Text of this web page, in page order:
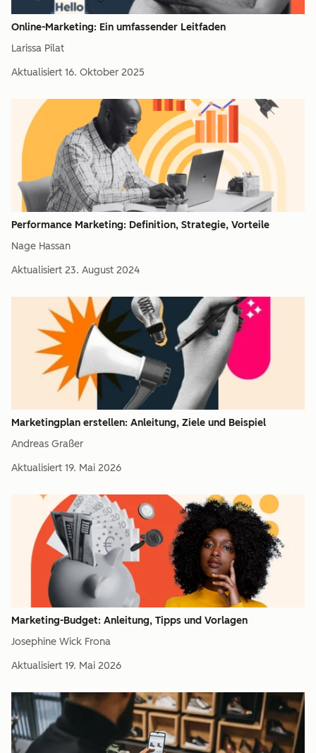
Online-Marketing: Ein umfassender Leitfaden
Larissa Pilat
Aktualisiert 16. Oktober 2025
Performance Marketing: Definition, Strategie, Vorteile
Nage Hassan
Aktualisiert 23. August 2024
Marketingplan erstellen: Anleitung, Ziele und Beispiel
Andreas Graßer
Aktualisiert 19. Mai 2026
Marketing-Budget: Anleitung, Tipps und Vorlagen
Josephine Wick Frona
Aktualisiert 19. Mai 2026